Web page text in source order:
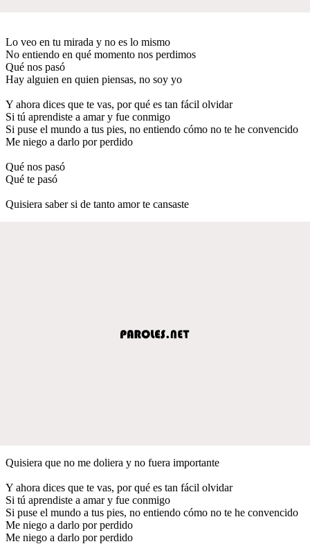
Lo veo en tu mirada y no es lo mismo
No entiendo en qué momento nos perdimos
Qué nos pasó
Hay alguien en quien piensas, no soy yo
Y ahora dices que te vas, por qué es tan fácil olvidar
Si tú aprendiste a amar y fue conmigo
Si puse el mundo a tus pies, no entiendo cómo no te he convencido
Me niego a darlo por perdido
Qué nos pasó
Qué te pasó
Quisiera saber si de tanto amor te cansaste
Quisiera que no me doliera y no fuera importante
Y ahora dices que te vas, por qué es tan fácil olvidar
Si tú aprendiste a amar y fue conmigo
Si puse el mundo a tus pies, no entiendo cómo no te he convencido
Me niego a darlo por perdido
Me niego a darlo por perdido